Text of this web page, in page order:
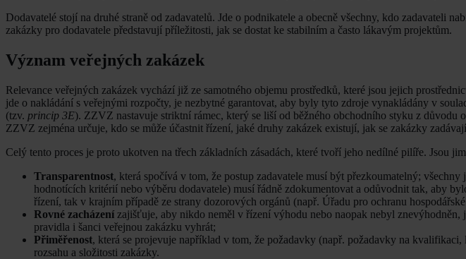
Dodavatelé stojí na druhé straně od zadavatelů. Jde o podnikatele a obecně všechny, kdo zadavateli
zakázky pro dodavatele představují příležitosti, jak se dostat ke stabilním a často lákavým projektům.
Význam veřejných zakázek
Relevance veřejných zakázek vychází již ze samotného objemu prostředků, které jsou jejich
jde o nakládání s veřejnými rozpočty, je nezbytné garantovat, aby byly tyto zdroje vynakládány v
(tzv. princip 3E). ZZVZ nastavuje striktní rámec, který se liší od běžného obchodního styku z důvodu
ZZVZ zejména určuje, kdo se může účastnit řízení, jaké druhy zakázek existují, jak se zakázky
Celý tento proces je proto ukotven na třech základních zásadách, které tvoří jeho nedílné pilíře. Jsou
Transparentnost, která spočívá v tom, že postup zadavatele musí být přezkoumatelný;
hodnotících kritérií nebo výběru dodavatele) musí řádně zdokumentovat a odůvodnit tak, aby
řízení, tak v krajním případě ze strany dozorových orgánů (např. Úřadu pro ochranu hospodářské
Rovné zacházení zajišťuje, aby nikdo neměl v řízení výhodu nebo naopak nebyl
pravidla i šanci veřejnou zakázku vyhrát;
Přiměřenost, která se projevuje například v tom, že požadavky (např. požadavky na
rozsahu a složitosti zakázky.